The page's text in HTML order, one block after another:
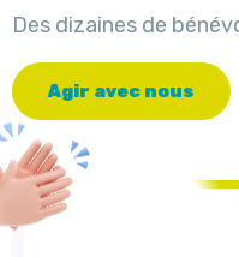
Des dizaines de
Agir avec nous